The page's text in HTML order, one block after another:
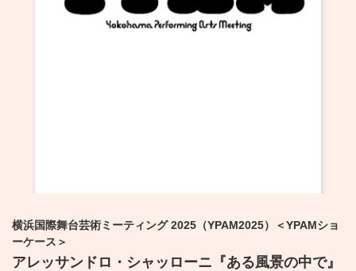
・ レストラン/カフェ
横浜国際舞台芸術ミーティング 2025（YPAM2025）＜YPAMショ
ーケース＞
アレッサンドロ・シャッローニ『ある風景の中で』